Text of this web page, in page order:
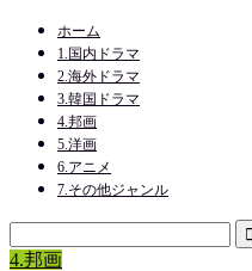
ホーム
1.国内ドラマ
2.海外ドラマ
3.韓国ドラマ
4.邦画
5.洋画
6.アニメ
7.その他ジャンル
4.邦画